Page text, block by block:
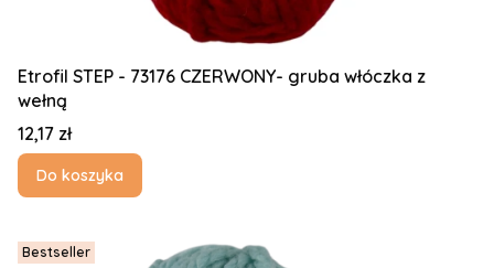
Etrofil STEP - 73176 CZERWONY- gruba włóczka z
wełną
Cena
12,17 zł
Do koszyka
Bestseller